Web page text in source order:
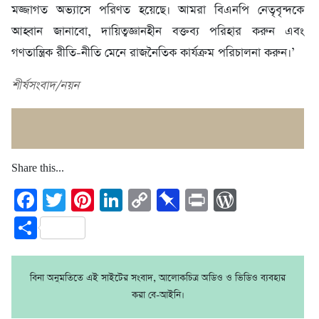
মজ্জাগত অভ্যাসে পরিণত হয়েছে। আমরা বিএনপি নেতৃবৃন্দকে
আহ্বান জানাবো, দায়িত্বজ্ঞানহীন বক্তব্য পরিহার করুন এবং
গণতান্ত্রিক রীতি-নীতি মেনে রাজনৈতিক কার্যক্রম পরিচালনা করুন।’
শীর্ষসংবাদ/নয়ন
Share this...
Facebook
TwitterPinterest
LinkedIn
CopyPinboard
Print
Share
বিনা অনুমতিতে এই সাইটের সংবাদ, আলোকচিত্র অডিও ও ভিডিও ব্যবহার
করা বে-আইনি।